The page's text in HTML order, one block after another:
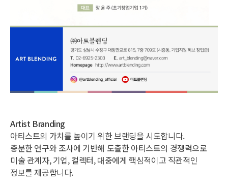
Artist Branding
아티스트의 가치를 높이기 위한 브랜딩을 시도합니다.
충분한 연구와 조사에 기반해 도출한 아티스트의 경쟁력으로
미술 관계자, 기업, 컬렉터, 대중에게 핵심적이고 직관적인
정보를 제공합니다.